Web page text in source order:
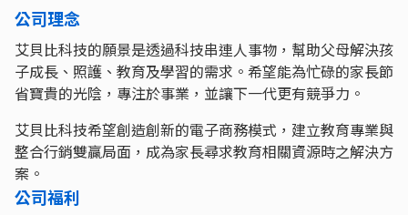
公司理念
艾貝比科技的願景是透過科技串連人事物，幫助父母解決孩
子成長、照護、教育及學習的需求。希望能為忙碌的家長節
省寶貴的光陰，專注於事業，並讓下一代更有競爭力。
艾貝比科技希望創造創新的電子商務模式，建立教育專業與
整合行銷雙贏局面，成為家長尋求教育相關資源時之解決方
案。
公司福利